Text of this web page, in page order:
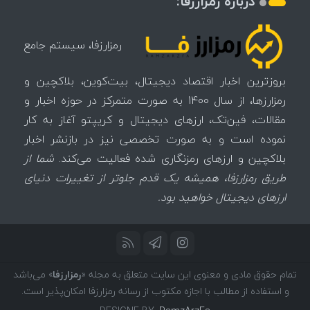
رمزارزفا، سیستم جامع
بروزترین اخبار اقتصاد دیجیتال، بیت‌کوین، بلاکچین و
رمزارزها، از سال 1400 به صورت متمرکز در حوزه اخبار و
مقالات، فین‌تک، ارزهای‌ دیجیتال و کریپتو آغاز به کار
نموده است و به صورت تخصصی نیز در بازنشر اخبار
بلاکچین و ارزهای رمزنگاری شده فعالیت می‌کند.شما از
طریق رمزارزفا، همیشه یک قدم جلوتر از تغییرات دنیای
ارزهای دیجیتال خواهید بود.
تمام حقوق مادی و معنوی این سایت متعلق به مجله «رمزارزفا» می‌باشد
و استفاده از مطالب با اجازه مکتوب از رسانه رمزارزفا امکان‌پذیر است.